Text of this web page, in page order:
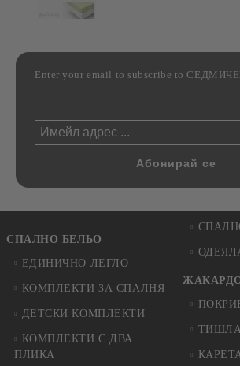
Enter your email to subscribe to
СПАЛНО БЕЛЬО
ЕДИНИЧНО ЛЕГЛО
КОМПЛЕКТИ ЗА СПАЛНЯ
ДЕТСКИ КОМПЛЕКТИ
КОМПЛЕКТИ С ДВА
ПЛИКА